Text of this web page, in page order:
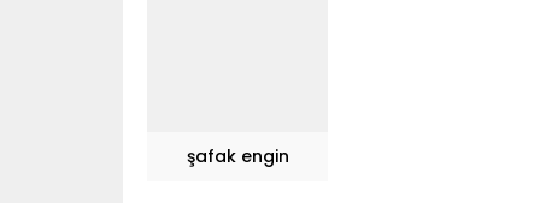
şafak engin